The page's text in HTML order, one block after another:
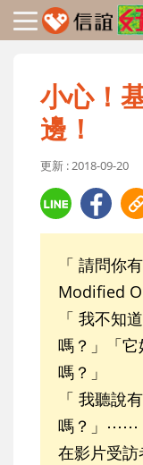
小心！
邊！
更新 : 2018-09-20
「 請問你
Modified
「 我不知
嗎？」「
嗎？」
「 我聽說
嗎？」⋯⋯
在影片受